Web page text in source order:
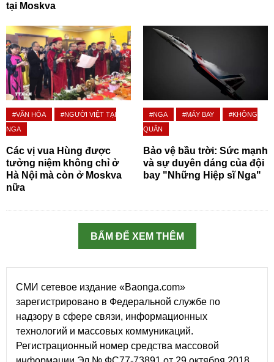
tại Moskva
#VĂN HÓA
#NGƯỜI VIỆT TẠI
NGA
Các vị vua Hùng được
tưởng niệm không chỉ ở
Hà Nội mà còn ở Moskva
nữa
#NGA #MÁY BAY
#KHÔNG
QUÂN
Bảo vệ bầu trời: Sức mạnh
và sự duyên dáng của đội
bay "Những Hiệp sĩ Nga"
BẤM ĐỂ XEM THÊM
СМИ сетевое издание «Baonga.com»
зарегистрировано в Федеральной службе по
надзору в сфере связи, информационных
технологий и массовых коммуникаций.
Регистрационный номер средства массовой